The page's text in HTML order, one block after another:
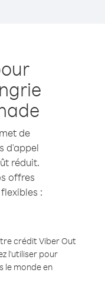
de
d'appel
réduit.
offres
:
crédit Viber Out
l'utiliser pour
le monde en